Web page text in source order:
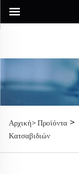
Αρχική>Προϊόντα >
Κατσαβιδιών